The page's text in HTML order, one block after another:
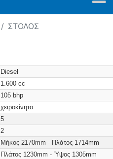
ΣΤΟΛΟΣ
Diesel
1.600 cc
105 bhp
χειροκίνητο
5
2
Μήκος 2170mm - Πλάτος 1714mm
Πλάτος 1230mm - Ύψος 1305mm